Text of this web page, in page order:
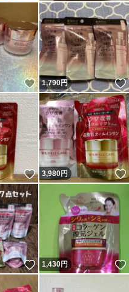
いいね！
1,790円
いいね！
3,980円
いいね！
1,430円